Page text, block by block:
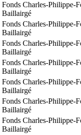
Fonds Charles-Philippe-
Baillairgé
Fonds Charles-Philippe-
Baillairgé
Fonds Charles-Philippe-
Baillairgé
Fonds Charles-Philippe-
Baillairgé
Fonds Charles-Philippe-
Baillairgé
Fonds Charles-Philippe-
Baillairgé
Fonds Charles-Philippe-
Baillairgé